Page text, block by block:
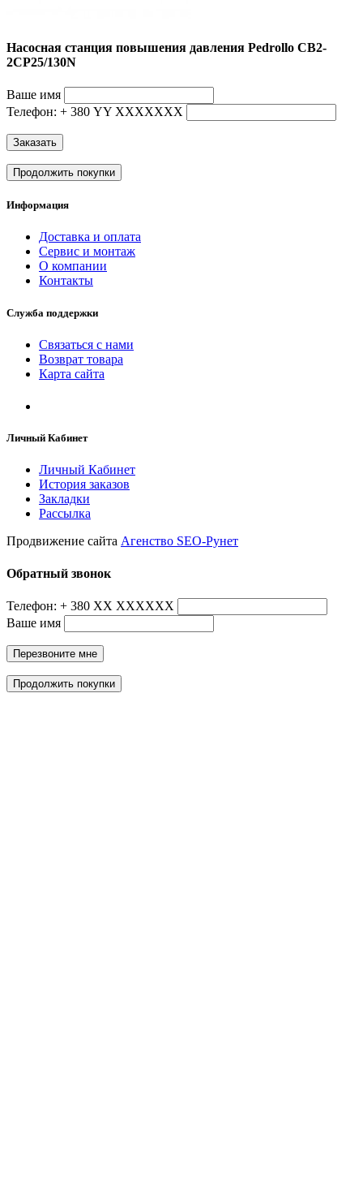
Насосная станция повышения давления Pedrollo CB2-
2CP25/130N
Ваше имя
Телефон: + 380 YY ХХХХХХХ
Заказать
Продолжить покупки
Информация
Доставка и оплата
Сервис и монтаж
О компании
Контакты
Служба поддержки
Связаться с нами
Возврат товара
Карта сайта
Личный Кабинет
Личный Кабинет
История заказов
Закладки
Рассылка
Продвижение сайта Агенство SEO-Рунет
Обратный звонок
Телефон: + 380 ХХ ХХХХХХ
Ваше имя
Перезвоните мне
Продолжить покупки